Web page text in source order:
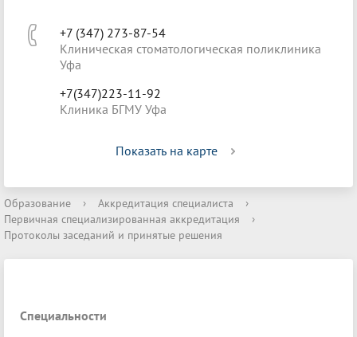
+7 (347) 273-87-54
Клиническая стоматологическая поликлиника
Уфа
+7(347)223-11-92
Клиника БГМУ Уфа
Показать на карте
Образование › Аккредитация специалиста
›
Первичная специализированная аккредитация
›
Протоколы заседаний и принятые решения
Специальности